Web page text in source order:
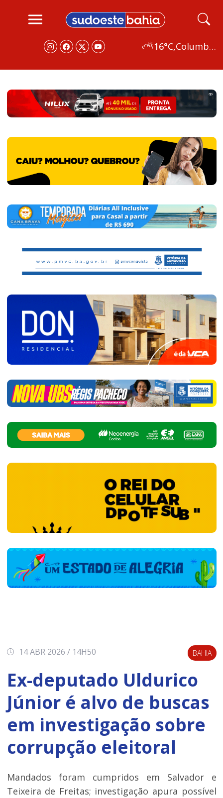
⛅16°C, Columbus
14 ABR 2026 / 14H50 BAHIA
Ex-deputado Uldurico
Júnior é alvo de buscas
em investigação sobre
corrupção eleitoral
Mandados foram cumpridos em Salvador e
Teixeira de Freitas; investigação apura possível